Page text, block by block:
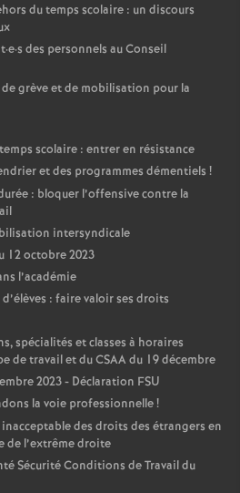
e
n
s
d
S
e
c
o
du temps scolaire : un discours
·e·s des personnels au Conseil
grève et de mobilisation pour la
scolaire : entrer en résistance
et des programmes démentiels !
: bloquer l’offensive contre la
intersyndicale
12 octobre 2023
l’académie
: faire valoir ses droits
spécialités et classes à horaires
de travail et du CSAA du 19 décembre
2023 - Déclaration FSU
la voie professionnelle!
des droits des étrangers en
de l’extrême droite
Sécurité Conditions de Travail du